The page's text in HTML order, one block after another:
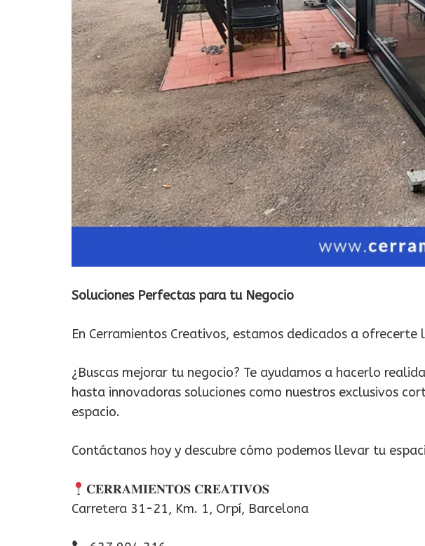
Soluciones Perfectas para tu Negocio
En Cerramientos Creativos, estamos dedicados a
¿Buscas mejorar tu negocio? Te ayudamos a hacerlo
hasta innovadoras soluciones como nuestros exclusivos
espacio.
Contáctanos hoy y descubre cómo podemos llevar tu
𝐂𝐄𝐑𝐑𝐀𝐌𝐈𝐄𝐍𝐓𝐎𝐒 𝐂𝐑𝐄𝐀𝐓𝐈𝐕𝐎𝐒
Carretera 31-21, Km. 1, Orpí, Barcelona